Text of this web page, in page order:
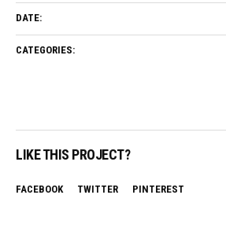
DATE:
CATEGORIES:
LIKE THIS PROJECT?
FACEBOOK TWITTER PINTEREST